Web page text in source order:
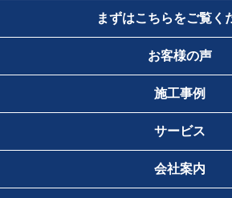
まずはこちらをご覧く
お客様の声
施工事例
サービス
会社案内